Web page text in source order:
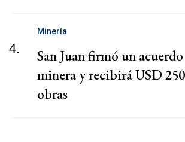
4.
Minería
San Juan firmó un
minera y recibirá USD
obras